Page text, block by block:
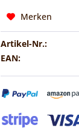
Merken
Artikel-Nr.:
EAN: